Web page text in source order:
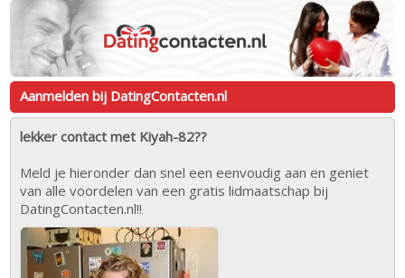
Aanmelden bij DatingContacten.nl
lekker contact met Kiyah-82??
Meld je hieronder dan snel een eenvoudig aan en geniet
van alle voordelen van een gratis lidmaatschap bij
DatingContacten.nl!!